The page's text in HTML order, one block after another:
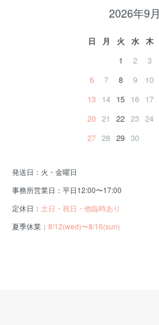
2026年9月
日 月 火 水 木
1
2 3
6
7 8 9 10
13 14 15 16 17
20 21 22 23 24
27 28 29 30
発送日：火・金曜日
事務所営業日：平日12:00〜17:00
定休日： 土日・祝日・他臨時あり
夏季休業： 8/12(wed)〜8/16(sun)